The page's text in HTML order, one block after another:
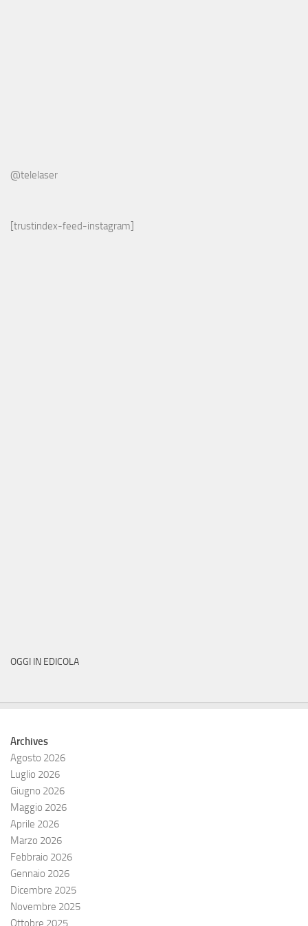
@telelaser
[trustindex-feed-instagram]
OGGI IN EDICOLA
Archives
Agosto 2026
Luglio 2026
Giugno 2026
Maggio 2026
Aprile 2026
Marzo 2026
Febbraio 2026
Gennaio 2026
Dicembre 2025
Novembre 2025
Ottobre 2025